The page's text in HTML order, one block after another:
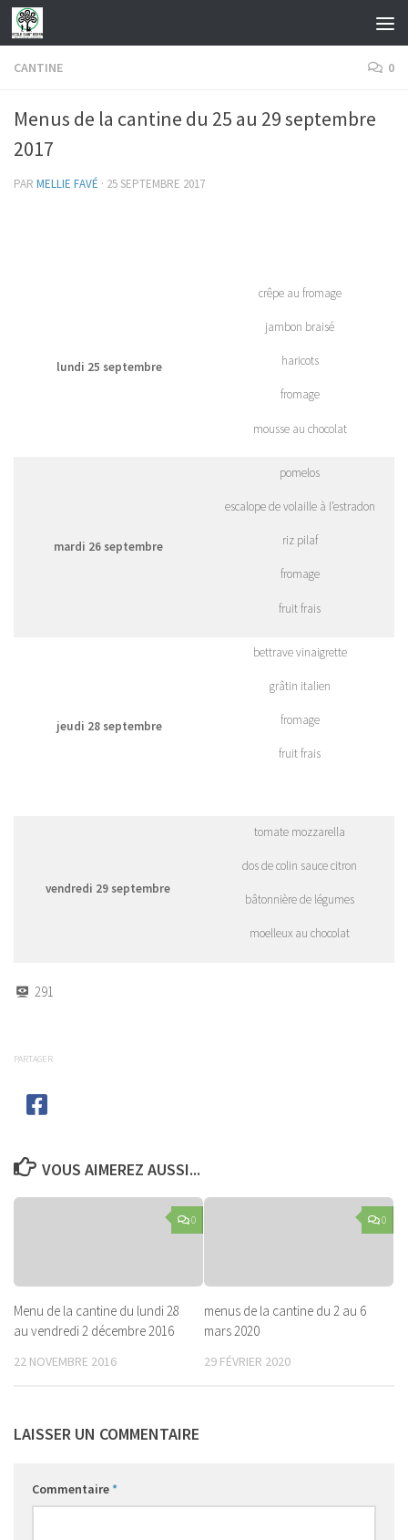
Skip to content
CANTINE 0
Menus de la cantine du 25 au 29 septembre
2017
PAR MELLIE FAVÉ · 25 SEPTEMBRE 2017
lundi 25 septembre
crêpe au fromage
jambon braisé
haricots
fromage
mousse au chocolat
mardi 26 septembre
pomelos
escalope de volaille à l’estradon
riz pilaf
fromage
fruit frais
jeudi 28 septembre
bettrave vinaigrette
grâtin italien
fromage
fruit frais
vendredi 29 septembre
tomate mozzarella
dos de colin sauce citron
bâtonnière de légumes
moelleux au chocolat
291
PARTAGER
VOUS AIMEREZ AUSSI...
0
Menu de la cantine du lundi 28
au vendredi 2 décembre 2016
22 NOVEMBRE 2016
0
menus de la cantine du 2 au 6
mars 2020
29 FÉVRIER 2020
LAISSER UN COMMENTAIRE
Commentaire*